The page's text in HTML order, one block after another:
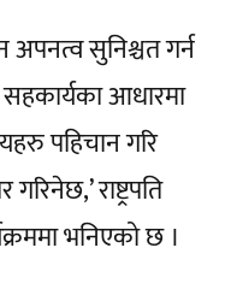
अपनत्व सुनिश्चत गर्न
आधारमा
पहिचान गरि
राष्ट्रपति
भनिएको छ ।